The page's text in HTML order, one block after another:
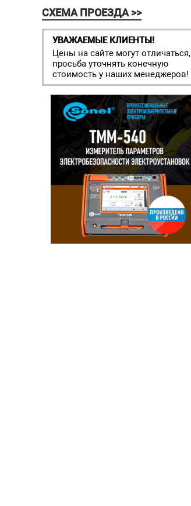
СХЕМА ПРОЕЗДА >>
УВАЖАЕМЫЕ КЛИЕНТЫ!
Цены на сайте могут отличаться,
просьба уточнять конечную
стоимость у наших менеджеров!